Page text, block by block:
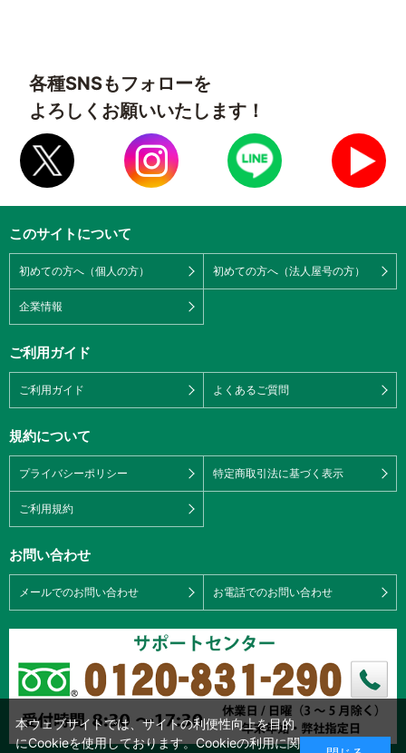
各種SNSもフォローを
よろしくお願いいたします！
このサイトについて
初めての方へ（個人の方） 初めての方へ（法人屋号の方）
企業情報
ご利用ガイド
ご利用ガイド よくあるご質問
規約について
プライバシーポリシー 特定商取引法に基づく表示
ご利用規約
お問い合わせ
メールでのお問い合わせ お電話でのお問い合わせ
本ウェブサイトでは、サイトの利便性向上を目的
にCookieを使用しております。Cookieの利用に関